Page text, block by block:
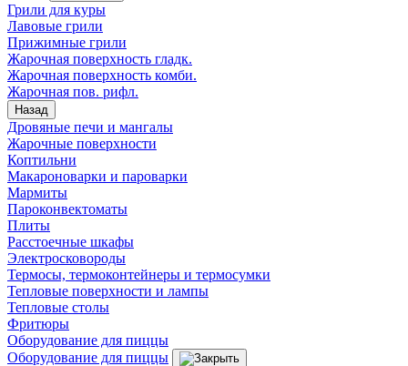
Грили для куры
Лавовые грили
Прижимные грили
Жарочная поверхность гладк.
Жарочная поверхность комби.
Жарочная пов. рифл.
Назад
Дровяные печи и мангалы
Жарочные поверхности
Коптильни
Макароноварки и пароварки
Мармиты
Пароконвектоматы
Плиты
Расстоечные шкафы
Электросковороды
Термосы, термоконтейнеры и термосумки
Тепловые поверхности и лампы
Тепловые столы
Фритюры
Оборудование для пиццы
Оборудование для пиццы